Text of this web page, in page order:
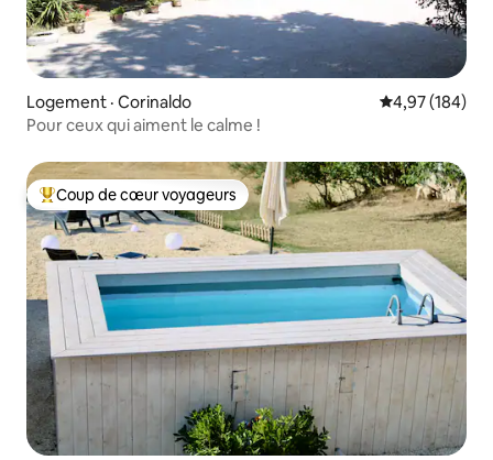
Logement · Corinaldo Note
4,97 (184)
Pour ceux qui aiment le calme !
Coup de cœur voyageurs parmi les plus aimés
Coup de cœur voyageurs